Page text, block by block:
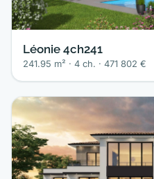
Léonie 4ch241
241.95 m² · 4 ch. · 471 802 €